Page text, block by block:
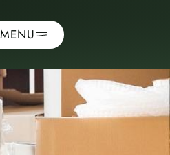
MENU